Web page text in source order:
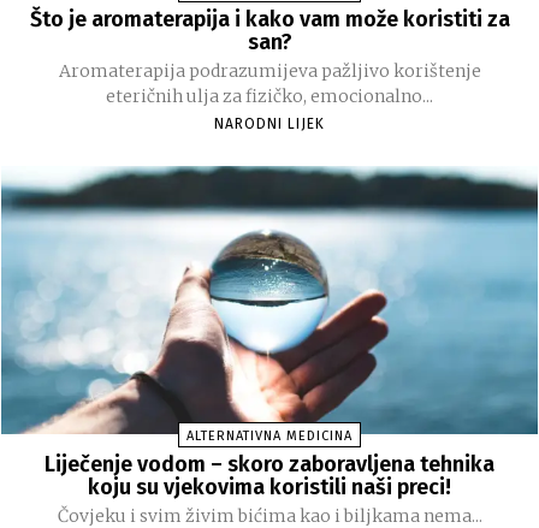
Što je aromaterapija i kako vam može koristiti za
san?
Aromaterapija podrazumijeva pažljivo korištenje
eteričnih ulja za fizičko, emocionalno...
NARODNI LIJEK
ALTERNATIVNA MEDICINA
Liječenje vodom – skoro zaboravljena tehnika
koju su vjekovima koristili naši preci!
Čovjeku i svim živim bićima kao i biljkama nema...